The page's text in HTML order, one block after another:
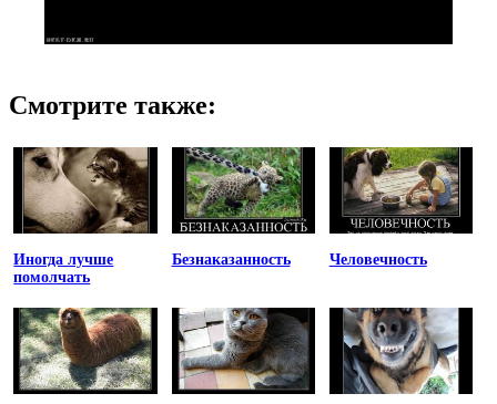
Смотрите также:
Иногда лучше
помолчать
Безнаказанность Человечность